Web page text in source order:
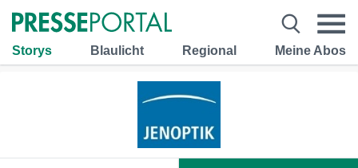
Storys Blaulicht Regional Meine Abos